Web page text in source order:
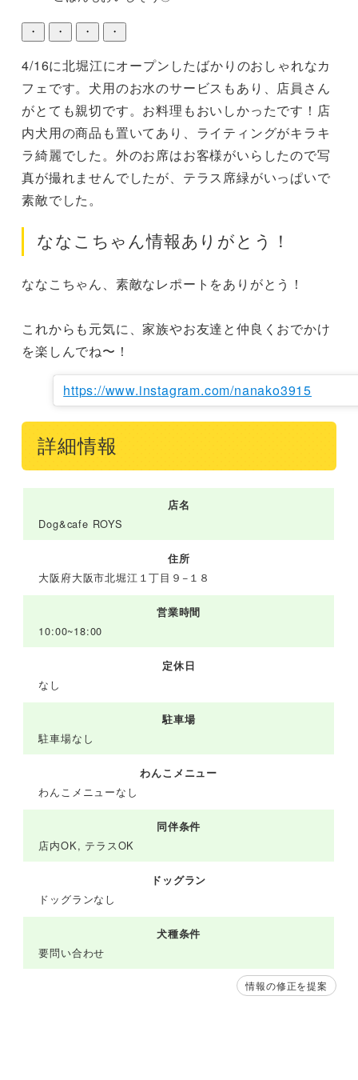
・ ・ ・ ・
4/16に北堀江にオープンしたばかりのおしゃれなカ
フェです。犬用のお水のサービスもあり、店員さん
がとても親切です。お料理もおいしかったです！店
内犬用の商品も置いてあり、ライティングがキラキ
ラ綺麗でした。外のお席はお客様がいらしたので写
真が撮れませんでしたが、テラス席緑がいっぱいで
素敵でした。
ななこちゃん情報ありがとう！
ななこちゃん、素敵なレポートをありがとう！
これからも元気に、家族やお友達と仲良くおでかけ
を楽しんでね〜！
https://www.instagram.com/nanako3915
詳細情報
店名
Dog&cafe ROYS
住所
大阪府大阪市北堀江１丁目９−１８
営業時間
10:00~18:00
定休日
なし
駐車場
駐車場なし
わんこメニュー
わんこメニューなし
同伴条件
店内OK, テラスOK
ドッグラン
ドッグランなし
犬種条件
要問い合わせ
情報の修正を提案